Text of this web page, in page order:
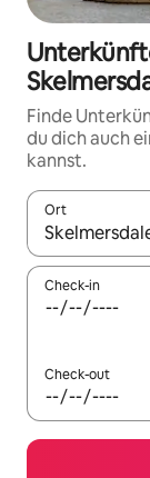
Finde
du dich auch
kannst.
Ort
Wenn
Check-in
Check-out